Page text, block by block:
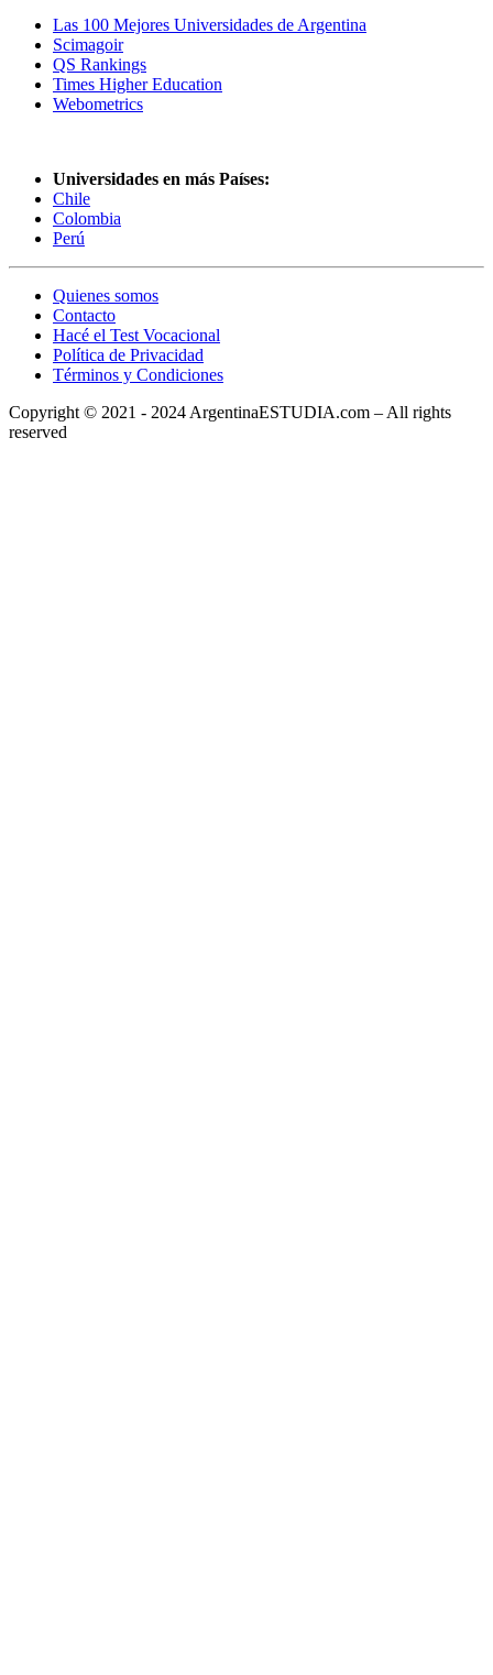
Las 100 Mejores Universidades de Argentina
Scimagoir
QS Rankings
Times Higher Education
Webometrics
Universidades en más Países:
Chile
Colombia
Perú
Quienes somos
Contacto
Hacé el Test Vocacional
Política de Privacidad
Términos y Condiciones
Copyright © 2021 - 2024 ArgentinaESTUDIA.com – All rights
reserved